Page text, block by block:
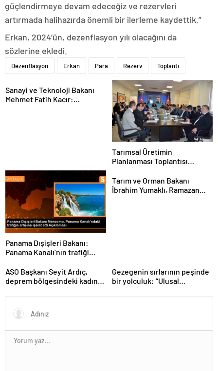
güçlendirmeye devam edeceğiz ve rezervleri
artırmada halihazırda önemli bir ilerleme kaydettik.”
Erkan, 2024’ün, dezenflasyon yılı olacağını da
sözlerine ekledi.
Dezenflasyon Erkan Para Rezerv Toplantı
Sanayi ve Teknoloji Bakanı
Mehmet Fatih Kacır:
Tarımsal Üretimin
Planlanması Toplantısı
Panama Dışişleri Bakanı:
Panama Kanalı’nın trafiği
Tarım ve Orman Bakanı
İbrahim Yumaklı, Ramazan
ASO Başkanı Seyit Ardıç,
deprem bölgesindeki kadın
gerektiğini vurguladı
Gezegenin sırlarının peşinde
bir yolculuk: “Ulusal